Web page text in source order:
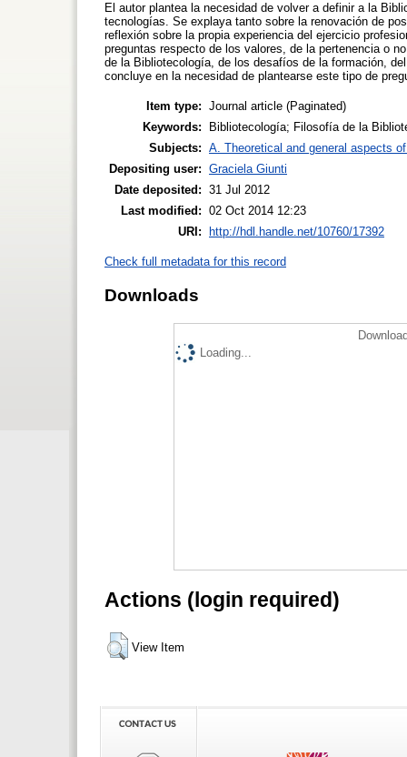
El autor plantea la necesidad de volver a definir a la
tecnologías. Se explaya tanto sobre la renovación de
reflexión sobre la propia experiencia del ejercicio
preguntas respecto de los valores, de la pertenencia o
de la Bibliotecología, de los desafíos de la formación,
concluye en la necesidad de plantearse este tipo de
Item type: Journal article (Paginated)
Keywords:
Bibliotecología; Filosofía de la
Subjects: A. Theoretical and general aspects
Depositing user: Graciela Giunti
Date deposited: 31 Jul 2012
Last modified: 02 Oct 2014 12:23
URI:
http://hdl.handle.net/10760/17392
Check full metadata for this record
Downloads
Loading...
Actions (login required)
View Item